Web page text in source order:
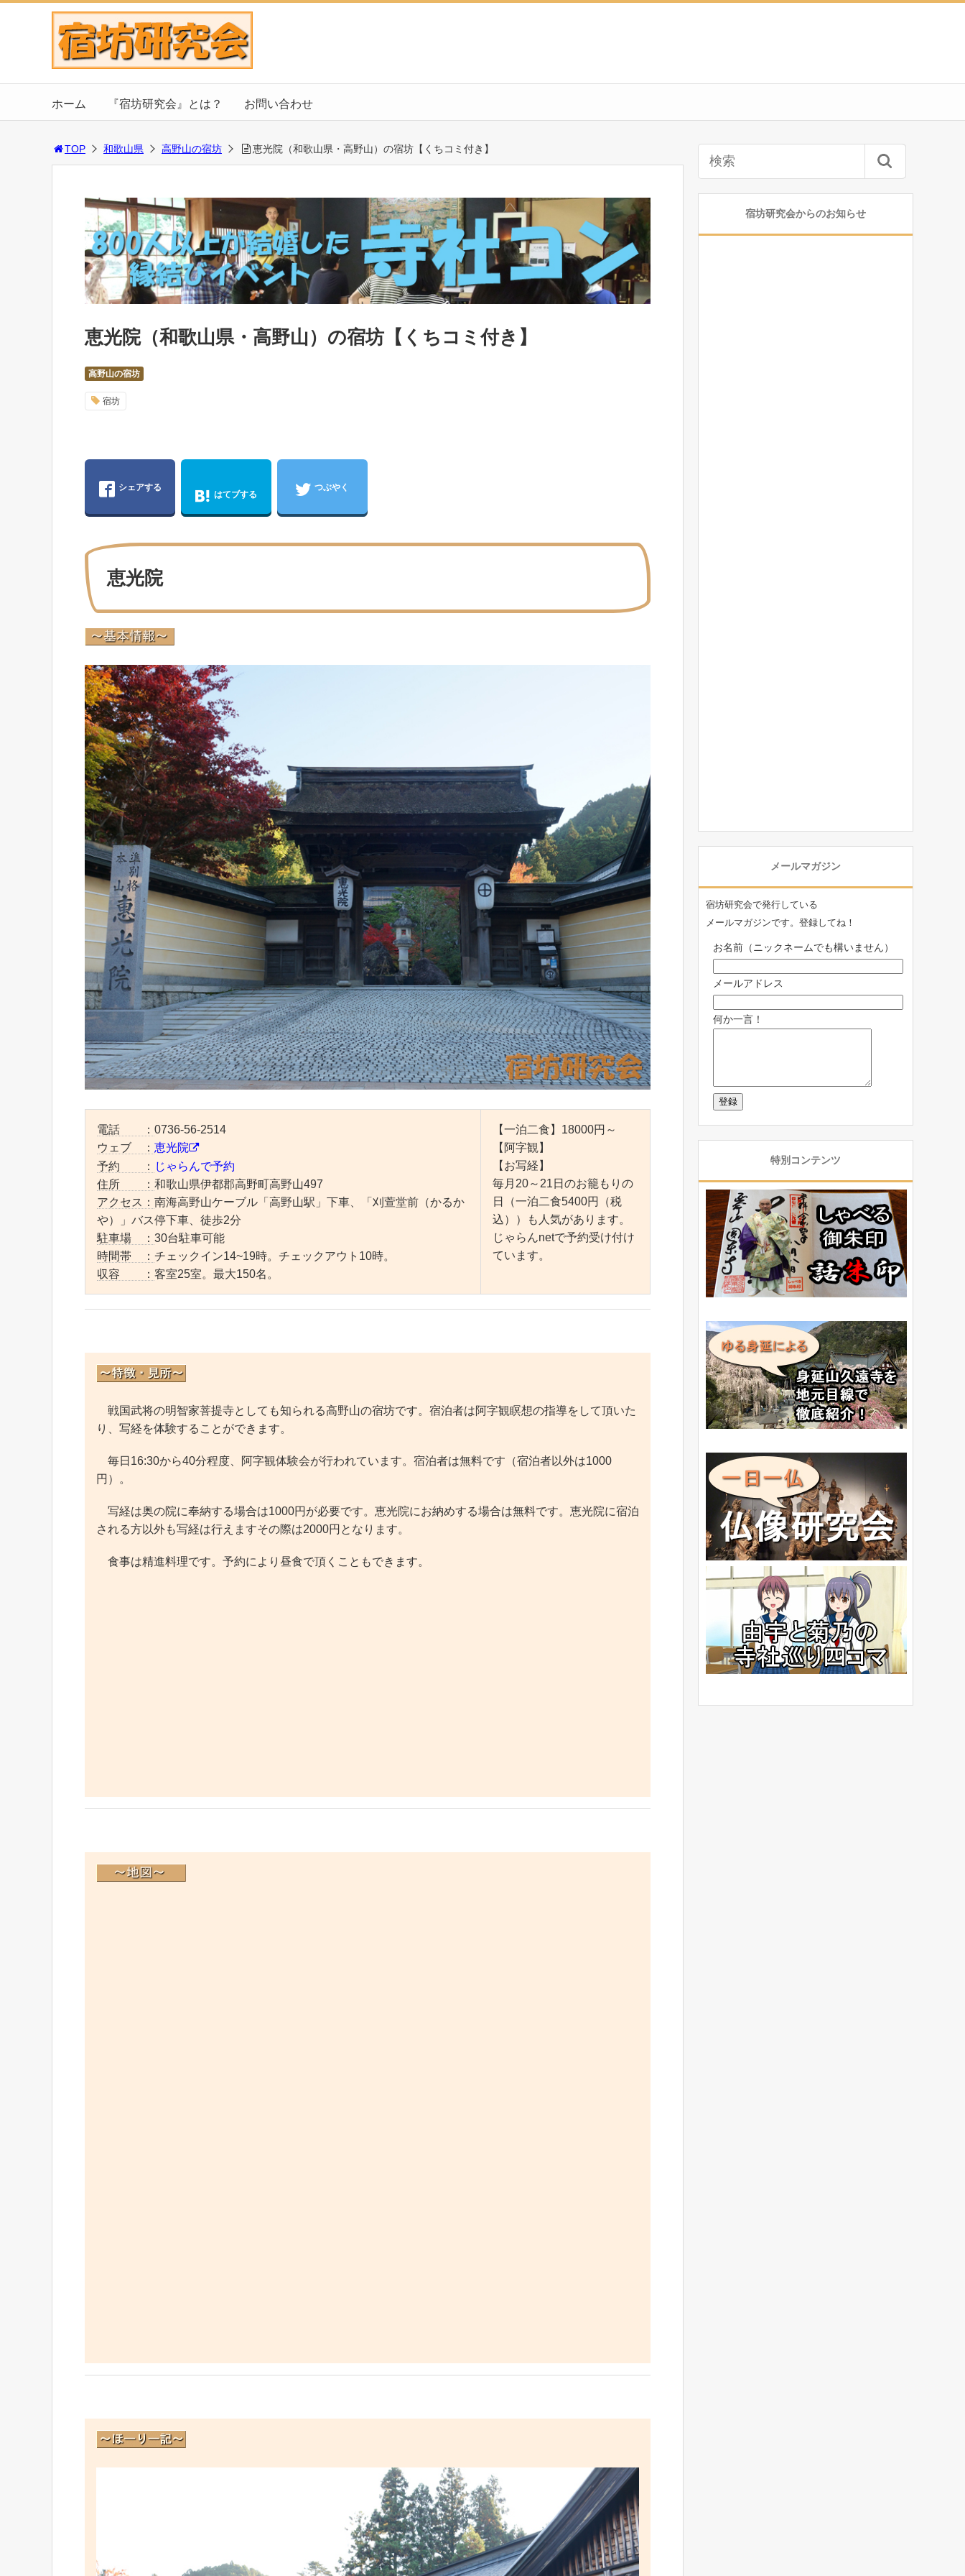
ホーム 『宿坊研究会』とは？ お問い合わせ
TOP 和歌山県 高野山の宿坊 恵光院（和歌山県・高野山）の宿坊【くちコミ付き】
恵光院（和歌山県・高野山）の宿坊【くちコミ付き】
高野山の宿坊
宿坊
シェアする
はてブする
つぶやく
恵光院
電話 ： 0736-56-2514
ウェブ ： 恵光院
予約 ： じゃらんで予約
住所 ： 和歌山県伊都郡高野町高野山497
アクセス： 南海高野山ケーブル「高野山駅」下車、「刈萱堂前（かるか
や）」バス停下車、徒歩2分
駐車場 ： 30台駐車可能
時間帯 ： チェックイン14~19時。チェックアウト10時。
収容 ： 客室25室。最大150名。
【一泊二食】18000円～
【阿字観】
【お写経】
毎月20～21日のお籠もりの
日（一泊二食5400円（税
込））も人気があります。
じゃらんnetで予約受け付け
ています。
戦国武将の明智家菩提寺としても知られる高野山の宿坊です。宿泊者は阿字観瞑想の指導をして頂いた
り、写経を体験することができます。
毎日16:30から40分程度、阿字観体験会が行われています。宿泊者は無料です（宿泊者以外は1000
円）。
写経は奥の院に奉納する場合は1000円が必要です。恵光院にお納めする場合は無料です。恵光院に宿泊
される方以外も写経は行えますその際は2000円となります。
食事は精進料理です。予約により昼食で頂くこともできます。
宿坊研究会からのお知らせ
メールマガジン
宿坊研究会で発行している
メールマガジンです。登録してね！
お名前（ニックネームでも構いません）
メールアドレス
何か一言！
特別コンテンツ